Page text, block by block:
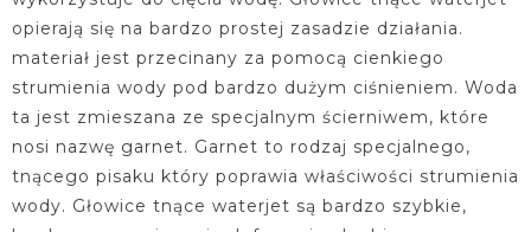
opierają się na bardzo prostej zasadzie działania.
materiał jest przecinany za pomocą cienkiego
strumienia wody pod bardzo dużym ciśnieniem. Woda
ta jest zmieszana ze specjalnym ścierniwem, które
nosi nazwę garnet. Garnet to rodzaj specjalnego,
tnącego pisaku który poprawia właściwości strumienia
wody. Głowice tnące waterjet są bardzo szybkie,